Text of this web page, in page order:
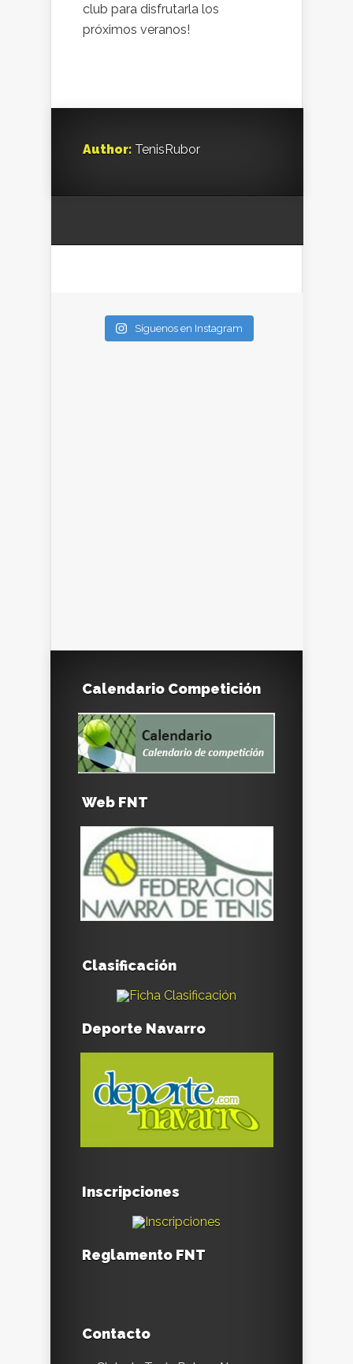
club para disfrutarla los
próximos veranos!
Author: TenisRubor
Síguenos en Instagram
Calendario Competición
Web FNT
Clasificación
Deporte Navarro
Inscripciones
Reglamento FNT
Contacto